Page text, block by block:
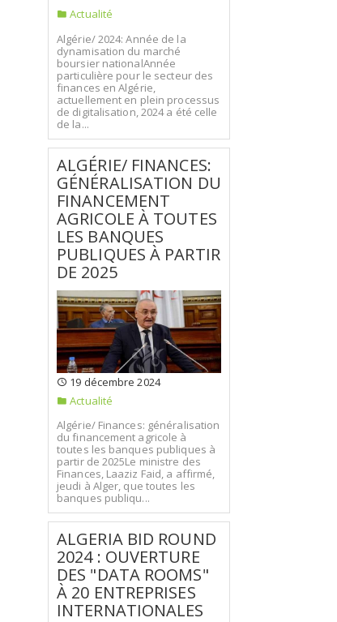
Actualité
Algérie/ 2024: Année de la
dynamisation du marché
boursier nationalAnnée
particulière pour le secteur des
finances en Algérie,
actuellement en plein processus
de digitalisation, 2024 a été celle
de la...
ALGÉRIE/ FINANCES:
GÉNÉRALISATION DU
FINANCEMENT
AGRICOLE À TOUTES
LES BANQUES
PUBLIQUES À PARTIR
DE 2025
19 décembre 2024
Actualité
Algérie/ Finances: généralisation
du financement agricole à
toutes les banques publiques à
partir de 2025Le ministre des
Finances, Laaziz Faid, a affirmé,
jeudi à Alger, que toutes les
banques publiqu...
ALGERIA BID ROUND
2024 : OUVERTURE
DES "DATA ROOMS"
À 20 ENTREPRISES
INTERNATIONALES